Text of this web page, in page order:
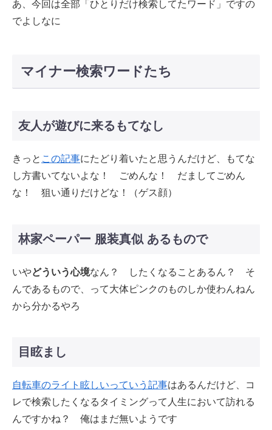
あ、今回は全部「ひとりだけ検索してたワード」ですの
でよしなに
マイナー検索ワードたち
友人が遊びに来るもてなし
きっと この記事にたどり着いたと思うんだけど、もてな
し方書いてないよな！ ごめんな！ だましてごめん
な！ 狙い通りだけどな！（ゲス顔）
林家ペーパー 服装真似 あるもので
いやどういう心境なん？ したくなることあるん？ そ
んであるもので、って大体ピンクのものしか使わんねん
から分かるやろ
目眩まし
自転車のライト眩しいっていう記事はあるんだけど、コ
レで検索したくなるタイミングって人生において訪れる
んですかね？ 俺はまだ無いようです